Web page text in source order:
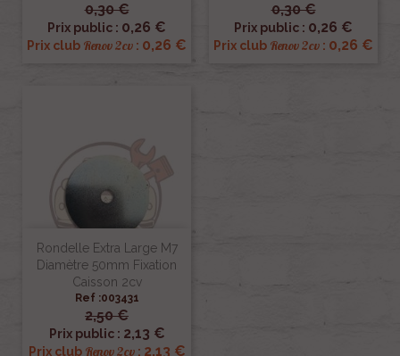
0,30 €
Prix public : 0,26 €
Prix club Renov 2cv : 0,26 €
0,30 €
Prix public : 0,26 €
Prix club Renov 2cv : 0,26 €
Rondelle Extra Large M7
Diamètre 50mm Fixation
Caisson 2cv
Ref :003431
2,50 €
Prix public : 2,13 €
Prix club Renov 2cv: 2,13 €